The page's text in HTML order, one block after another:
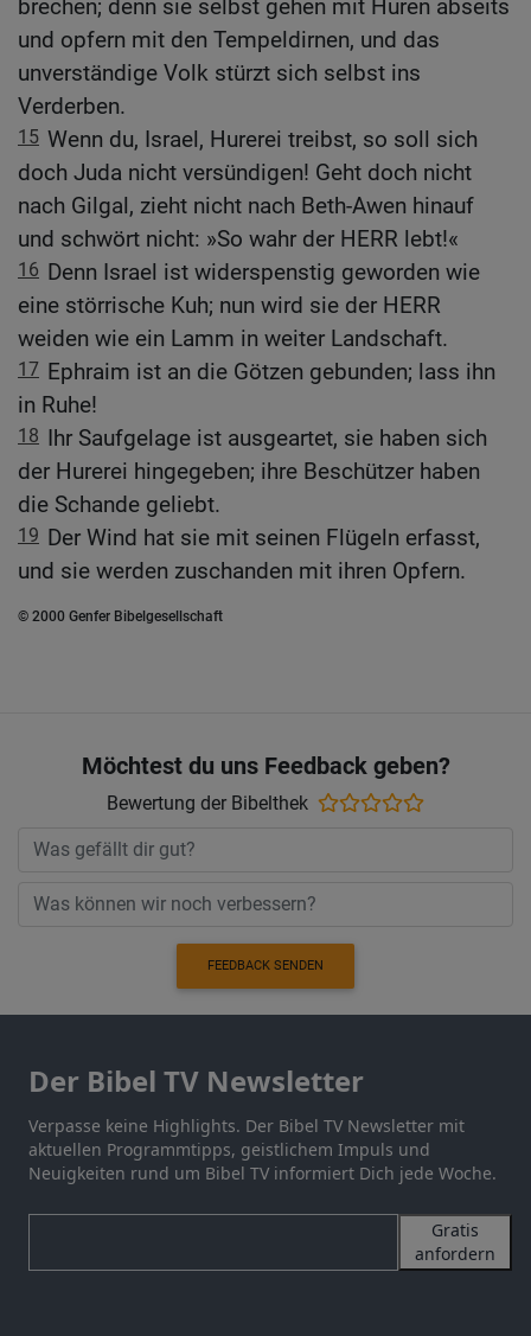
brechen; denn sie selbst gehen mit Huren abseits
und opfern mit den Tempeldirnen, und das
unverständige Volk stürzt sich selbst ins
Verderben.
15 Wenn du, Israel, Hurerei treibst, so soll sich
doch Juda nicht versündigen! Geht doch nicht
nach Gilgal, zieht nicht nach Beth-Awen hinauf
und schwört nicht: »So wahr der HERR lebt!«
16 Denn Israel ist widerspenstig geworden wie
eine störrische Kuh; nun wird sie der HERR
weiden wie ein Lamm in weiter Landschaft.
17 Ephraim ist an die Götzen gebunden; lass ihn
in Ruhe!
18 Ihr Saufgelage ist ausgeartet, sie haben sich
der Hurerei hingegeben; ihre Beschützer haben
die Schande geliebt.
19 Der Wind hat sie mit seinen Flügeln erfasst,
und sie werden zuschanden mit ihren Opfern.
© 2000 Genfer Bibelgesellschaft
Möchtest du uns Feedback geben?
Bewertung der Bibelthek
FEEDBACK SENDEN
Der Bibel TV Newsletter
Verpasse keine Highlights. Der Bibel TV Newsletter mit
aktuellen Programmtipps, geistlichem Impuls und
Neuigkeiten rund um Bibel TV informiert Dich jede Woche.
Gratis
anfordern